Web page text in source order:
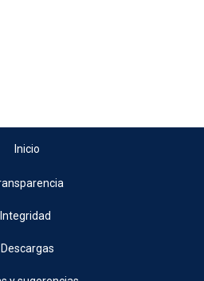
Inicio
Integridad
Descargas